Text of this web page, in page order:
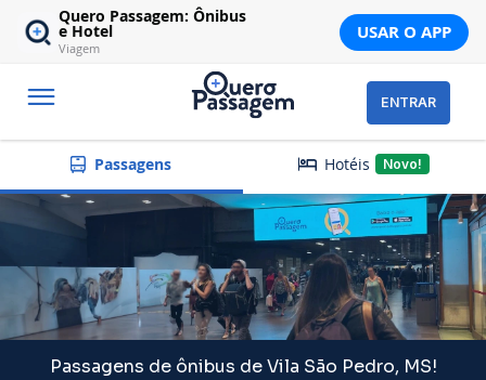
Quero Passagem: Ônibus
e Hotel
Viagem
USAR O APP
ENTRAR
Passagens Hotéis Novo!
Passagens de ônibus de Vila São Pedro, MS!